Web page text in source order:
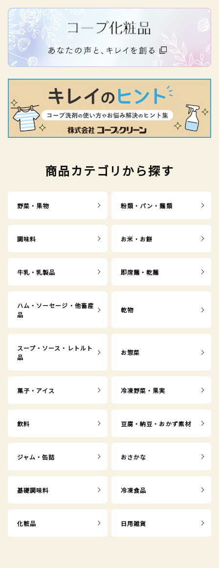
商品カテゴリから探す
野菜・果物 粉類・パン・麺類
調味料 お米・お餅
牛乳・乳製品 即席麺・乾麺
ハム・ソーセージ・他畜産
品
乾物
スープ・ソース・レトルト
品
お惣菜
菓子・アイス 冷凍野菜・果実
飲料 豆腐・納豆・おかず素材
ジャム・缶詰 おさかな
基礎調味料 冷凍食品
化粧品 日用雑貨